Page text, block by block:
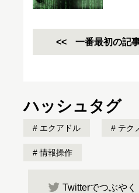
一番最初の記
ハッシュタグ
エクアドル テク
情報操作
Twitterでつぶやく